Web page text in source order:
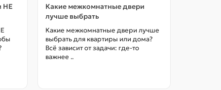
НЕ
Какие межкомнатные двери
лучше выбрать
Какие межкомнатные двери лучше
выбрать для квартиры или дома?
Всё зависит от задачи: где-то
важнее ..